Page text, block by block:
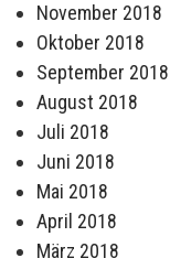
November 2018
Oktober 2018
September 2018
August 2018
Juli 2018
Juni 2018
Mai 2018
April 2018
März 2018